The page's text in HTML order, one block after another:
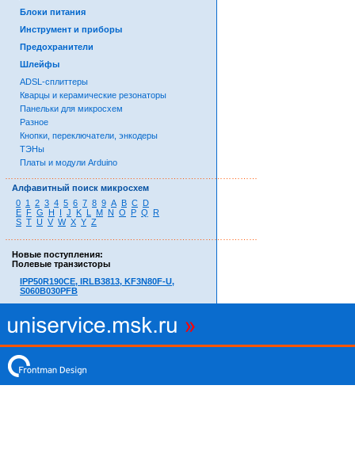
Блоки питания
Инструмент и приборы
Предохранители
Шлейфы
ADSL-сплиттеры
Кварцы и керамические резонаторы
Панельки для микросхем
Разное
Кнопки, переключатели, энкодеры
ТЭНы
Платы и модули Arduino
Алфавитный поиск микросхем
0 1 2 3 4 5 6 7 8 9 A B C D
E F G H I J K L M N O P Q
R
S T U V W X Y Z
Новые поступления:
Полевые транзисторы
IPP50R190CE, IRLB3813, KF3N80F-U,
S060B030PFB